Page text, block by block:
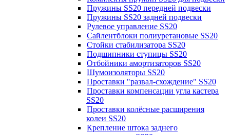
Пружины SS20 передней подвески
Пружины SS20 задней подвески
Рулевое управление SS20
Сайлентблоки полиуретановые SS20
Стойки стабилизатора SS20
Подшипники ступицы SS20
Отбойники амортизаторов SS20
Шумоизоляторы SS20
Проставки "развал-схождение" SS20
Проставки компенсации угла кастера
SS20
Проставки колёсные расширения
колеи SS20
Крепление штока заднего